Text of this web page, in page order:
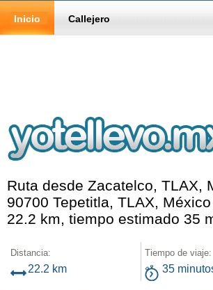
Inicio Callejero
Ruta desde Zacatelco, TLAX,
90700 Tepetitla, TLAX,
22.2 km, tiempo estimado 35
Distancia:
22.2 km
Tiempo de viaje:
35